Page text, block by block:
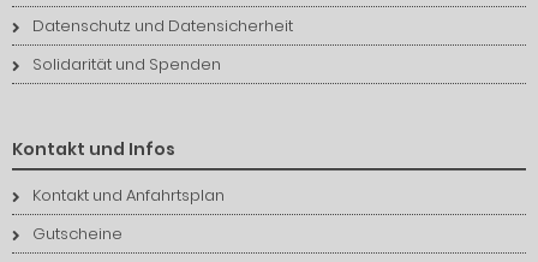
Datenschutz und Datensicherheit
Solidarität und Spenden
Kontakt und Infos
Kontakt und Anfahrtsplan
Gutscheine